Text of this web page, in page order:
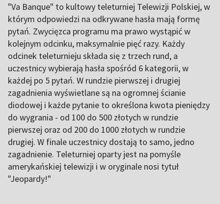
"Va Banque" to kultowy teleturniej Telewizji Polskiej, w
którym odpowiedzi na odkrywane hasła mają formę
pytań. Zwycięzca programu ma prawo wystąpić w
kolejnym odcinku, maksymalnie pięć razy. Każdy
odcinek teleturnieju składa się z trzech rund, a
uczestnicy wybierają hasła spośród 6 kategorii, w
każdej po 5 pytań. W rundzie pierwszej i drugiej
zagadnienia wyświetlane są na ogromnej ścianie
diodowej i każde pytanie to określona kwota pieniędzy
do wygrania - od 100 do 500 złotych w rundzie
pierwszej oraz od 200 do 1000 złotych w rundzie
drugiej. W finale uczestnicy dostają to samo, jedno
zagadnienie. Teleturniej oparty jest na pomyśle
amerykańskiej telewizji i w oryginale nosi tytuł
"Jeopardy!"